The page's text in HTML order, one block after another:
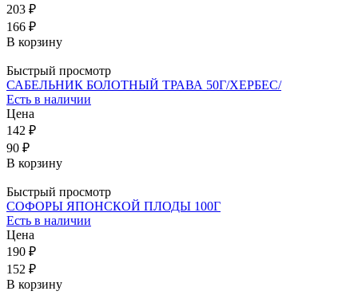
203 ₽
166 ₽
В корзину
Быстрый просмотр
САБЕЛЬНИК БОЛОТНЫЙ ТРАВА 50Г/ХЕРБЕС/
Есть в наличии
Цена
142 ₽
90 ₽
В корзину
Быстрый просмотр
СОФОРЫ ЯПОНСКОЙ ПЛОДЫ 100Г
Есть в наличии
Цена
190 ₽
152 ₽
В корзину